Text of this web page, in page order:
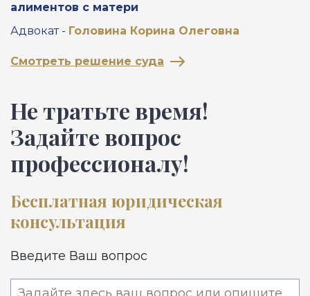
алиментов с матери
Адвокат - Головина Корина Олеговна
Смотреть решение суда
Не тратьте время!
Задайте вопрос
профессионалу!
Бесплатная юридическая
консультация
Введите Ваш вопрос